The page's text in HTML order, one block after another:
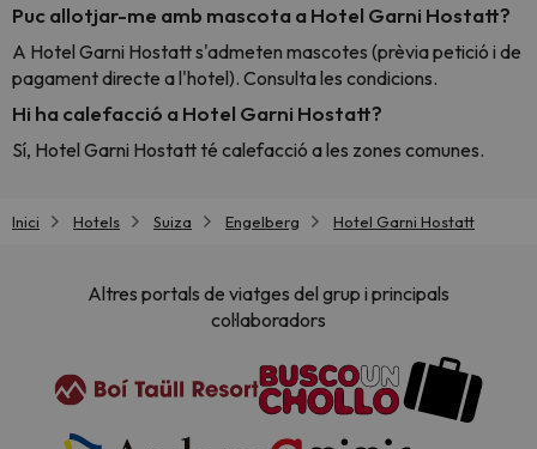
Puc allotjar-me amb mascota a Hotel Garni Hostatt?
A Hotel Garni Hostatt s'admeten mascotes (prèvia petició i de
pagament directe a l'hotel). Consulta les condicions.
Hi ha calefacció a Hotel Garni Hostatt?
Sí, Hotel Garni Hostatt té calefacció a les zones comunes.
Inici Hotels Suiza Engelberg Hotel Garni Hostatt
Altres portals de viatges del grup i principals
col·laboradors